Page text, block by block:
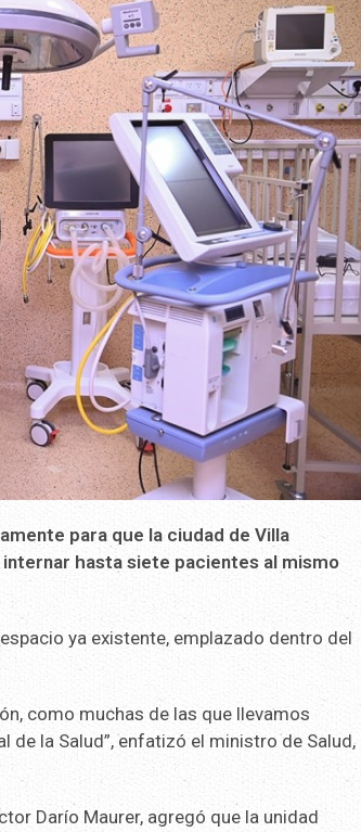
para que la ciudad de Villa
hasta siete pacientes al mismo
ya existente, emplazado dentro del
como muchas de las que llevamos
de la Salud”, enfatizó el ministro de Salud,
Darío Maurer, agregó que la unidad